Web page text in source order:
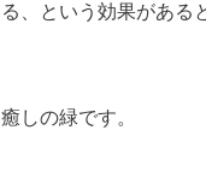
る、という効果がある
癒しの緑です。